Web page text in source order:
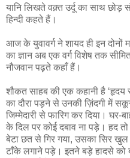
यानि लिखते वक़्त उर्दू का साथ
हिन्दी कहते हैं।
आज के युवावर्ग ने शायद ही इन दोनों
का ज्ञान अब एक वर्ग विशेष तक
नौजवान पढ़ते कहाँ हैं।
शौकत साहब की एक कहानी है ‘हृदय
का दौरा पड़ने से उनकी ज़िंदगी में
जिम्मेदारी से फारिग कर दिया।
के दिल पर कोई दबाव ना पड़े। हद
बेटा छत से गिर गया, उसका सिर
टाँके लगाने पड़े। इतने बड़े हादसे को